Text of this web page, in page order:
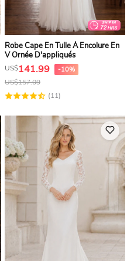
Robe Cape En Tulle À Encolure En
V Ornée D'appliqués
US$141.99 -10%
US$157.09
(11)